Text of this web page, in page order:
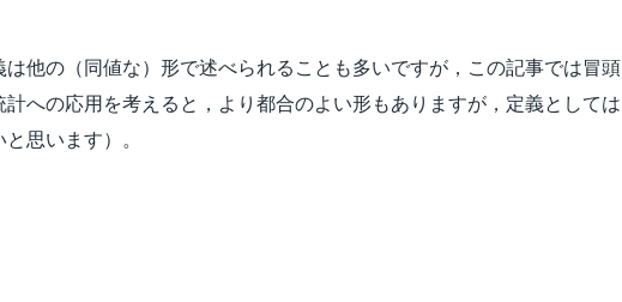
他の（同値な）形で述べられることも多いですが，この記事では冒頭
への応用を考えると，より都合のよい形もありますが，定義としては
思います）。